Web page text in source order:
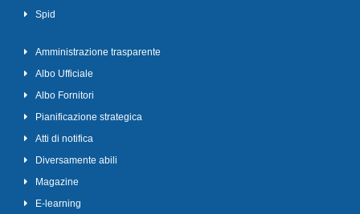
Spid
Amministrazione trasparente
Albo Ufficiale
Albo Fornitori
Pianificazione strategica
Atti di notifica
Diversamente abili
Magazine
E-learning